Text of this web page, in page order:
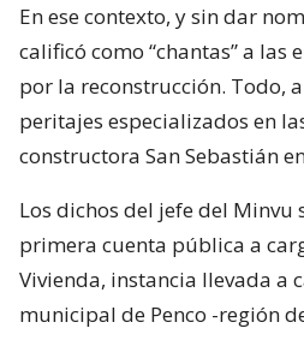
En ese contexto, y sin dar
calificó como “chantas” a las
por la reconstrucción. Todo,
peritajes especializados en
constructora San Sebastián
Los dichos del jefe del Minvu
primera cuenta pública a
Vivienda, instancia llevada a
municipal de Penco -región